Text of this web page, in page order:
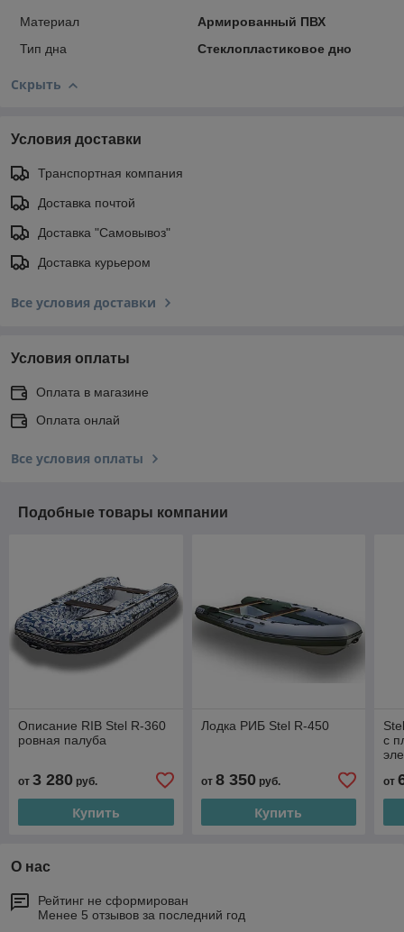
Материал
Армированный ПВХ
Тип дна
Стеклопластиковое дно
Скрыть
Условия доставки
Транспортная компания
Доставка почтой
Доставка "Самовывоз"
Доставка курьером
Все условия доставки
Условия оплаты
Оплата в магазине
Оплата онлай
Все условия оплаты
Подобные товары компании
Описание RIB Stel R-360
ровная палуба
от 3 280 руб.
Купить
Лодка РИБ Stel R-450
от 8 350руб.
Купить
с
от
О нас
Рейтинг не сформирован
Менее 5 отзывов за последний год